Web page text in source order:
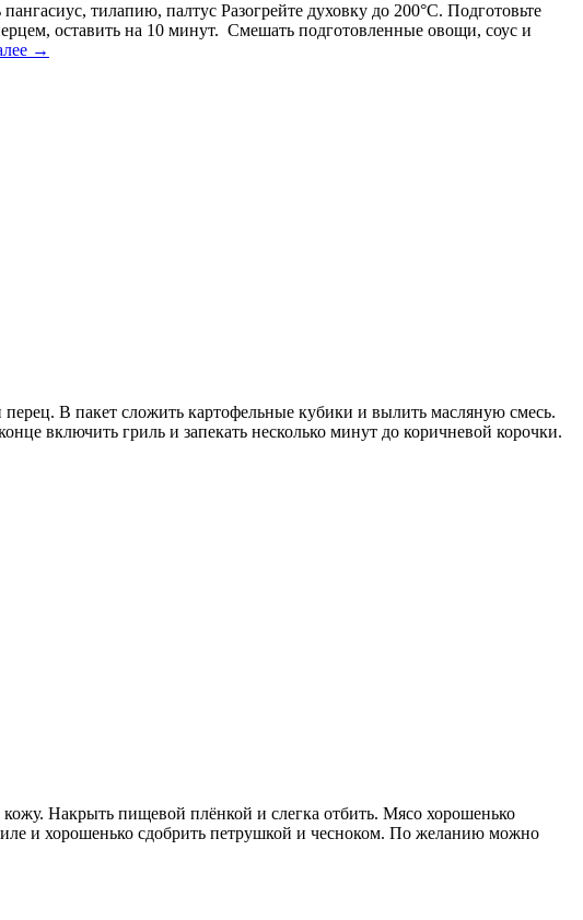
тилапию, палтус Разогрейте духовку до 200°C. Подготовьте
оставить на 10 минут. Смешать подготовленные овощи, соус и
→
В пакет сложить картофельные кубики и вылить масляную смесь.
включить гриль и запекать несколько минут до коричневой корочки.
Накрыть пищевой плёнкой и слегка отбить. Мясо хорошенько
и хорошенько сдобрить петрушкой и чесноком. По желанию можно